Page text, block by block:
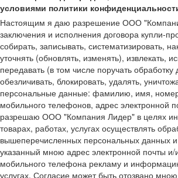
условиями политики
Настоящим я даю разрешение ООО
заключения и исполнения договора купли-
собирать, записывать, систематизировать,
уточнять (обновлять, изменять), извлекать,
передавать (в том числе поручать
обезличивать, блокировать, удалять,
персональные данные: фамилию, имя,
мобильного телефонов, адрес электронной
разрешаю ООО "Компания Лидер" в целях
товарах, работах, услугах осуществлять
вышеперечисленных персональных данных
указанный мною адрес электронной почты
мобильного телефона рекламу и
услугах. Согласие может быть отозвано